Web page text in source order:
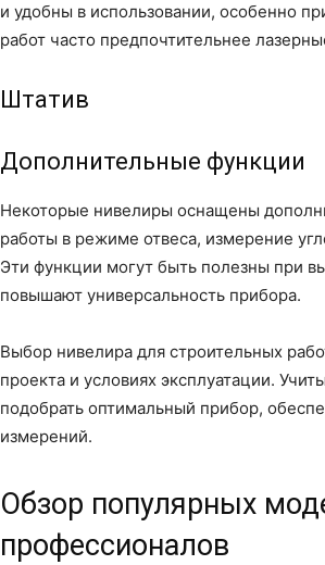
и удобны в использовании, особенно
работ часто предпочтительнее
Штатив
Дополнительные функции
Некоторые нивелиры оснащены
работы в режиме отвеса, измерение
Эти функции могут быть полезны при
повышают универсальность прибора.
Выбор нивелира для строительных
проекта и условиях эксплуатации.
подобрать оптимальный прибор,
измерений.
Обзор популярных
профессионалов